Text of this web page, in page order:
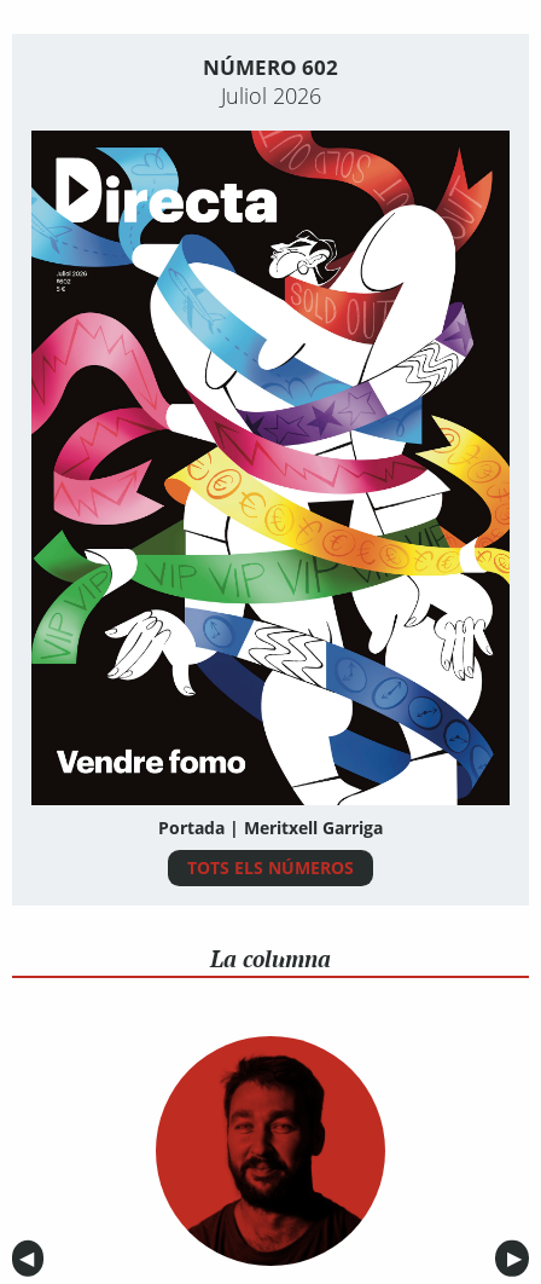
NÚMERO 602
Juliol 2026
Portada | Meritxell Garriga
TOTS ELS NÚMEROS
La columna
Anterior
◀︎ ▶︎